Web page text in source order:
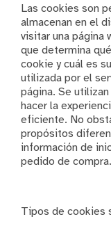
Las cookies son
almacenan en el
visitar una página
que determina
cookie y cuál es
utilizada por el
página. Se
hacer la
eficiente. No
propósitos
información de
pedido de compra.
Tipos de cookies